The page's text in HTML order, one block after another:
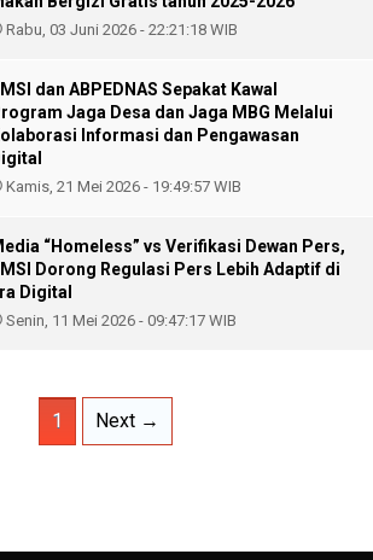
Rabu, 03 Juni 2026 - 22:21:18 WIB
dan ABPEDNAS Sepakat Kawal
Jaga Desa dan Jaga MBG Melalui
Informasi dan Pengawasan
Kamis, 21 Mei 2026 - 19:49:57 WIB
“Homeless” vs Verifikasi Dewan Pers,
Dorong Regulasi Pers Lebih Adaptif di
Digital
Senin, 11 Mei 2026 - 09:47:17 WIB
1 Next →